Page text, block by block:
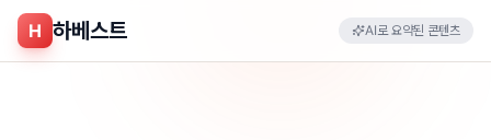
H 하베스트 AI로 요약된 콘텐츠